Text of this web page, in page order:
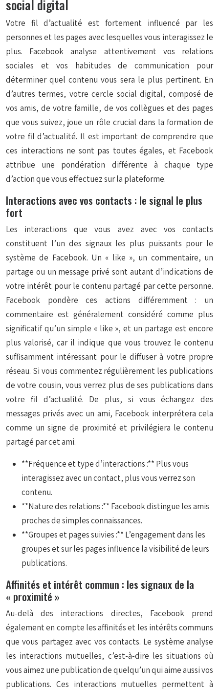
social digital
Votre fil d’actualité est fortement influencé par les
personnes et les pages avec lesquelles vous interagissez le
plus. Facebook analyse attentivement vos relations
sociales et vos habitudes de communication pour
déterminer quel contenu vous sera le plus pertinent. En
d’autres termes, votre cercle social digital, composé de
vos amis, de votre famille, de vos collègues et des pages
que vous suivez, joue un rôle crucial dans la formation de
votre fil d’actualité. Il est important de comprendre que
ces interactions ne sont pas toutes égales, et Facebook
attribue une pondération différente à chaque type
d’action que vous effectuez sur la plateforme.
Interactions avec vos contacts : le signal le plus
fort
Les interactions que vous avez avec vos contacts
constituent l’un des signaux les plus puissants pour le
système de Facebook. Un « like », un commentaire, un
partage ou un message privé sont autant d’indications de
votre intérêt pour le contenu partagé par cette personne.
Facebook pondère ces actions différemment : un
commentaire est généralement considéré comme plus
significatif qu’un simple « like », et un partage est encore
plus valorisé, car il indique que vous trouvez le contenu
suffisamment intéressant pour le diffuser à votre propre
réseau. Si vous commentez régulièrement les publications
de votre cousin, vous verrez plus de ses publications dans
votre fil d’actualité. De plus, si vous échangez des
messages privés avec un ami, Facebook interprétera cela
comme un signe de proximité et privilégiera le contenu
partagé par cet ami.
**Fréquence et type d’interactions :** Plus vous
interagissez avec un contact, plus vous verrez son
contenu.
**Nature des relations :** Facebook distingue les amis
proches de simples connaissances.
**Groupes et pages suivies :** L’engagement dans les
groupes et sur les pages influence la visibilité de leurs
publications.
Affinités et intérêt commun : les signaux de la
« proximité »
Au-delà des interactions directes, Facebook prend
également en compte les affinités et les intérêts communs
que vous partagez avec vos contacts. Le système analyse
les interactions mutuelles, c’est-à-dire les situations où
vous aimez une publication de quelqu’un qui aime aussi vos
publications. Ces interactions mutuelles permettent à